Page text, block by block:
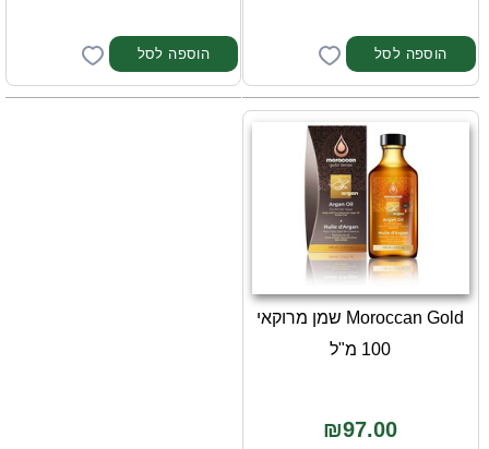
Moroccan Gold שמן מרוקאי
100 מ"ל
₪97.00